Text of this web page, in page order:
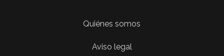
Quiénes somos
Aviso legal